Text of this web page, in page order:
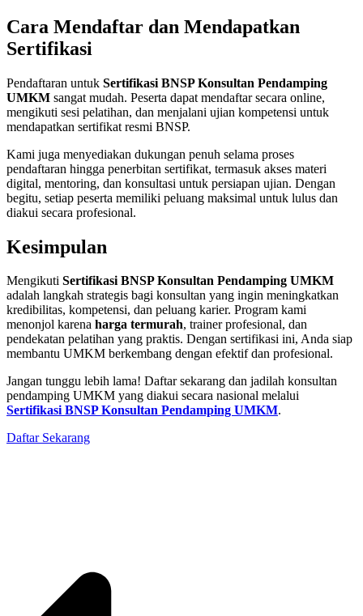
Cara Mendaftar dan Mendapatkan
Sertifikasi
Pendaftaran untuk Sertifikasi BNSP Konsultan Pendamping
UMKM sangat mudah. Peserta dapat mendaftar secara online,
mengikuti sesi pelatihan, dan menjalani ujian kompetensi untuk
mendapatkan sertifikat resmi BNSP.
Kami juga menyediakan dukungan penuh selama proses
pendaftaran hingga penerbitan sertifikat, termasuk akses materi
digital, mentoring, dan konsultasi untuk persiapan ujian. Dengan
begitu, setiap peserta memiliki peluang maksimal untuk lulus dan
diakui secara profesional.
Kesimpulan
Mengikuti Sertifikasi BNSP Konsultan Pendamping UMKM
adalah langkah strategis bagi konsultan yang ingin meningkatkan
kredibilitas, kompetensi, dan peluang karier. Program kami
menonjol karena harga termurah, trainer profesional, dan
pendekatan pelatihan yang praktis. Dengan sertifikasi ini, Anda siap
membantu UMKM berkembang dengan efektif dan profesional.
Jangan tunggu lebih lama! Daftar sekarang dan jadilah konsultan
pendamping UMKM yang diakui secara nasional melalui
Sertifikasi BNSP Konsultan Pendamping UMKM.
Daftar Sekarang